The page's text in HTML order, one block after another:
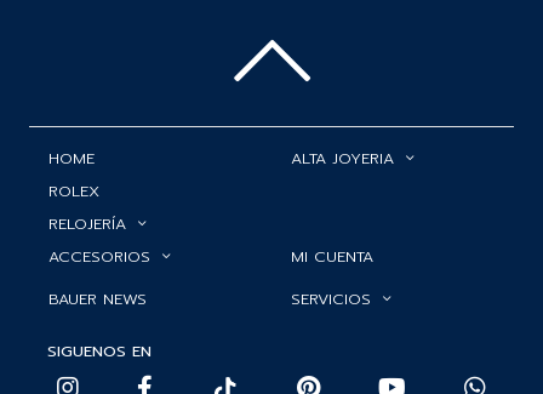
HOME
ROLEX
RELOJERÍA
ALTA JOYERIA
ACCESORIOS
BAUER NEWS
MI CUENTA
SERVICIOS
SIGUENOS EN